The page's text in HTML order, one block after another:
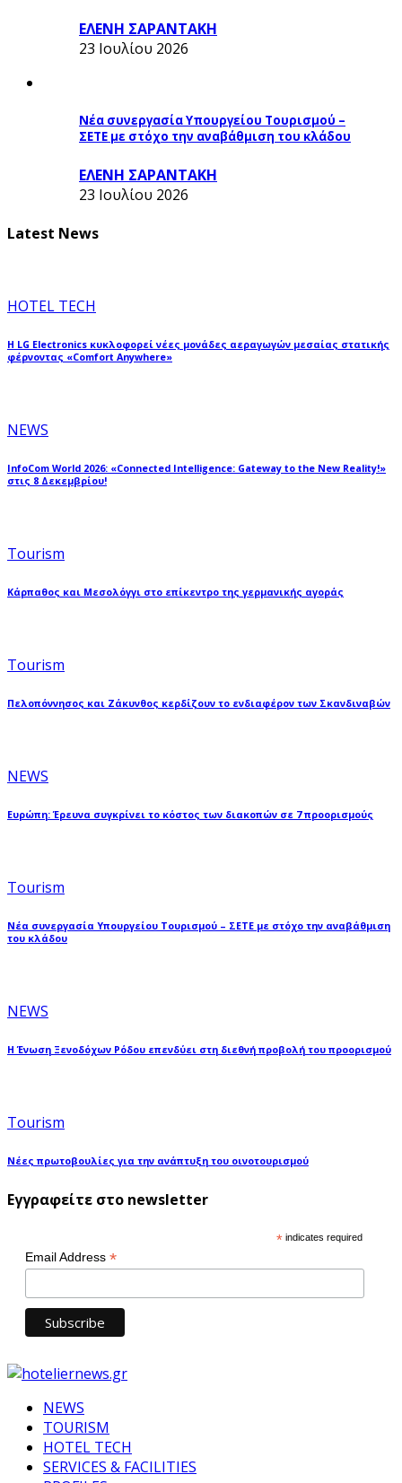
ΕΛΕΝΗ ΣΑΡΑΝΤΑΚΗ
23 Ιουλίου 2026
Νέα συνεργασία Υπουργείου Τουρισμού –
ΣΕΤΕ με στόχο την αναβάθμιση του κλάδου
ΕΛΕΝΗ ΣΑΡΑΝΤΑΚΗ
23 Ιουλίου 2026
Latest News
HOTEL TECH
Η LG Electronics κυκλοφορεί νέες μονάδες αεραγωγών μεσαίας στατικής
φέρνοντας «Comfort Anywhere»
NEWS
InfoCom World 2026: «Connected Intelligence: Gateway to the New Reality!»
στις 8 Δεκεμβρίου!
Tourism
Κάρπαθος και Μεσολόγγι στο επίκεντρο της γερμανικής αγοράς
Tourism
Πελοπόννησος και Ζάκυνθος κερδίζουν το ενδιαφέρον των Σκανδιναβών
NEWS
Ευρώπη: Έρευνα συγκρίνει το κόστος των διακοπών σε 7 προορισμούς
Tourism
Νέα συνεργασία Υπουργείου Τουρισμού – ΣΕΤΕ με στόχο την αναβάθμιση
του κλάδου
NEWS
Η Ένωση Ξενοδόχων Ρόδου επενδύει στη διεθνή προβολή του προορισμού
Tourism
Νέες πρωτοβουλίες για την ανάπτυξη του οινοτουρισμού
Εγγραφείτε στο newsletter
* indicates required
Email Address *
NEWS
TOURISM
HOTEL TECH
SERVICES & FACILITIES